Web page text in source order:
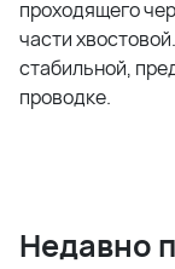
проходящего
части
стабильной,
проводке.
Недавно